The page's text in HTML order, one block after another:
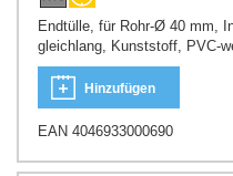
Endtülle, für Rohr-Ø 40 mm,
gleichlang, Kunststoff, PVC-
Hinzufügen
EAN 4046933000690